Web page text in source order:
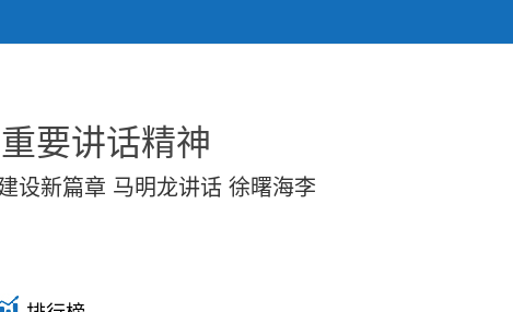
要讲话精神
设新篇章 马明龙讲话 徐曙海李